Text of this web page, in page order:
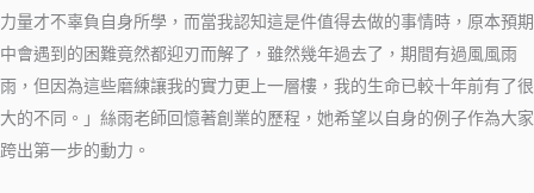
力量才不辜負自身所學，而當我認知這是件值得去做的事情時，原本預期
中會遇到的困難竟然都迎刃而解了，雖然幾年過去了，期間有過風風雨
雨，但因為這些磨練讓我的實力更上一層樓，我的生命已較十年前有了很
大的不同。」絲雨老師回憶著創業的歷程，她希望以自身的例子作為大家
跨出第一步的動力。